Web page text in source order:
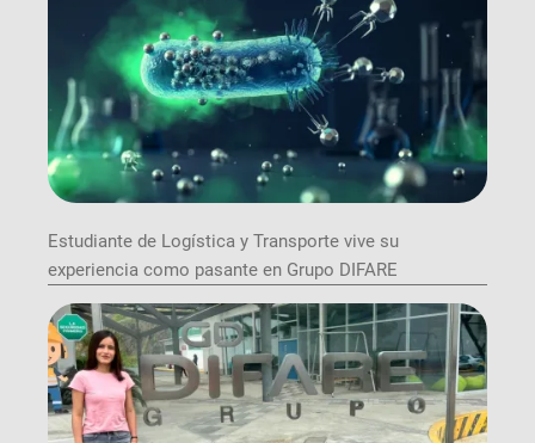
Estudiante de Logística y Transporte vive su
experiencia como pasante en Grupo DIFARE